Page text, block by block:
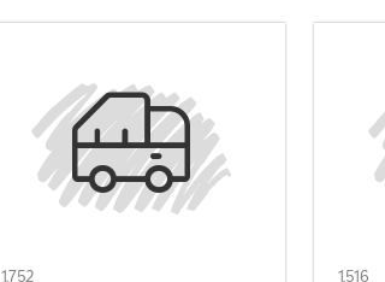
1.752 1.516